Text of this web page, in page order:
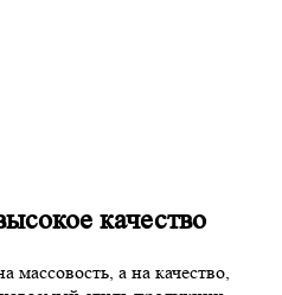
качество
массовость, а на качество,